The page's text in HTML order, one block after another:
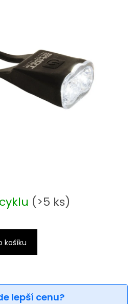
(>5 ks)
košíku
lepší cenu?